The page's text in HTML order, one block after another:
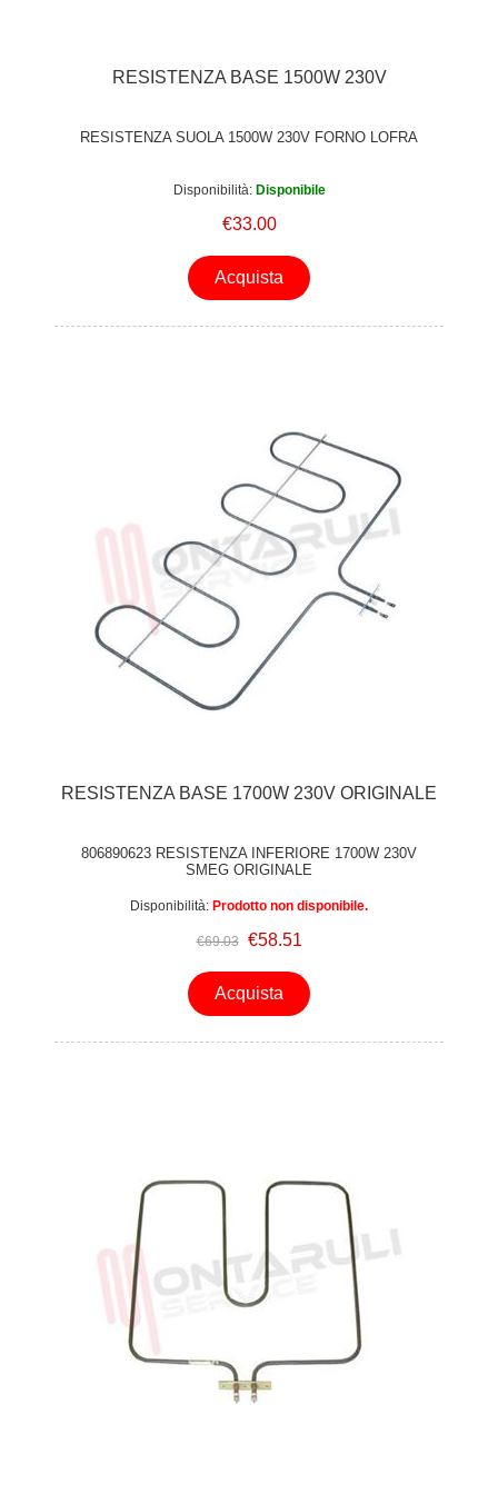
RESISTENZA BASE 1500W 230V
RESISTENZA SUOLA 1500W 230V FORNO LOFRA
Disponibilità: Disponibile
€33.00
Acquista
RESISTENZA BASE 1700W 230V ORIGINALE
806890623 RESISTENZA INFERIORE 1700W 230V
SMEG ORIGINALE
Disponibilità: Prodotto non disponibile.
€69.03 €58.51
Acquista